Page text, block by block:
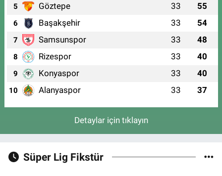
5 Göztepe 33 55
6 Başakşehir 33 54
7 Samsunspor 33 48
8 Rizespor 33 40
9 Konyaspor 33 40
10 Alanyaspor 33 37
Detaylar için tıklayın
Süper Lig Fikstür